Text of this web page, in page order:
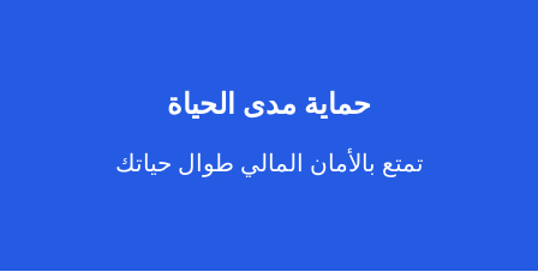
حماية مدى الحياة
تمتع بالأمان المالي طوال حياتك